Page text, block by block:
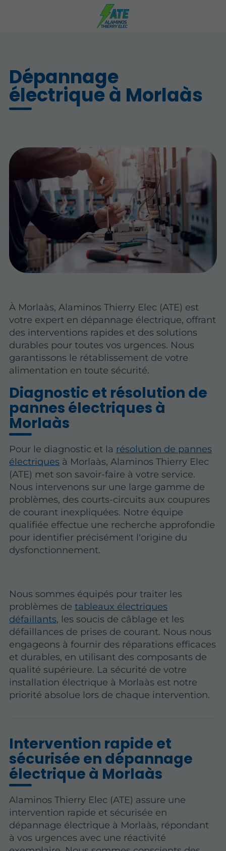
Dépannage
électrique à Morlaàs
À Morlaàs, Alaminos Thierry Elec (ATE) est
votre expert en dépannage électrique, offrant
des interventions rapides et des solutions
durables pour toutes vos urgences. Nous
garantissons le rétablissement de votre
alimentation en toute sécurité.
Diagnostic et résolution de
pannes électriques à
Morlaàs
Pour le diagnostic et la résolution de pannes
électriques à Morlaàs, Alaminos Thierry Elec
(ATE) met son savoir-faire à votre service.
Nous intervenons sur une large gamme de
problèmes, des courts-circuits aux coupures
de courant inexpliquées. Notre équipe
qualifiée effectue une recherche approfondie
pour identifier précisément l'origine du
dysfonctionnement.
Nous sommes équipés pour traiter les
problèmes detableaux électriques
défaillants, les soucis de câblage et les
défaillances de prises de courant. Nous nous
engageons à fournir des réparations efficaces
et durables, en utilisant des composants de
qualité supérieure. La sécurité de votre
installation électrique à Morlaàs est notre
priorité absolue lors de chaque intervention.
Intervention rapide et
sécurisée en dépannage
électrique à Morlaàs
Alaminos Thierry Elec (ATE) assure une
intervention rapide et sécurisée en
dépannage électrique à Morlaàs, répondant
à vos urgences avec une réactivité